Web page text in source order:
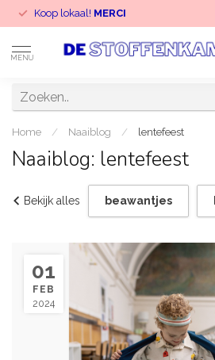
Koop lokaal! MERCI
MENU
Home / Naaiblog / lentefeest
Naaiblog: lentefeest
Bekijk alles beawantjes
01
FEB
2024